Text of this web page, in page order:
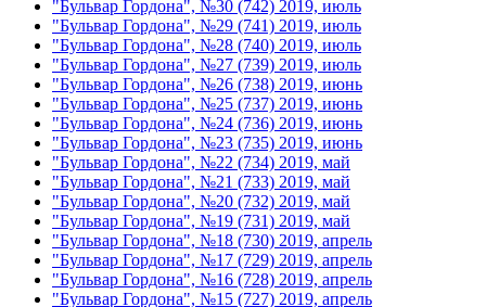
"Бульвар Гордона", №30 (742) 2019, июль
"Бульвар Гордона", №29 (741) 2019, июль
"Бульвар Гордона", №28 (740) 2019, июль
"Бульвар Гордона", №27 (739) 2019, июль
"Бульвар Гордона", №26 (738) 2019, июнь
"Бульвар Гордона", №25 (737) 2019, июнь
"Бульвар Гордона", №24 (736) 2019, июнь
"Бульвар Гордона", №23 (735) 2019, июнь
"Бульвар Гордона", №22 (734) 2019, май
"Бульвар Гордона", №21 (733) 2019, май
"Бульвар Гордона", №20 (732) 2019, май
"Бульвар Гордона", №19 (731) 2019, май
"Бульвар Гордона", №18 (730) 2019, апрель
"Бульвар Гордона", №17 (729) 2019, апрель
"Бульвар Гордона", №16 (728) 2019, апрель
"Бульвар Гордона", №15 (727) 2019, апрель